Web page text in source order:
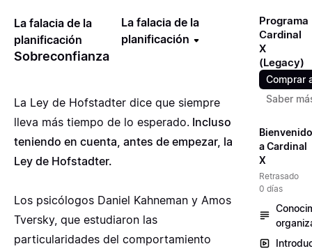
La falacia de la
planificación
La falacia de la
planificación
Sobreconfianza
La Ley de Hofstadter dice que siempre
lleva más tiempo de lo esperado. Incluso
teniendo en cuenta, antes de empezar, la
Ley de Hofstadter.
Los psicólogos Daniel Kahneman y Amos
Tversky, que estudiaron las
particularidades del comportamiento
Programa
Cardinal
X
(Legacy)
Comprar
Saber
Bienvenido
a Cardinal
X
Retrasado
0 días